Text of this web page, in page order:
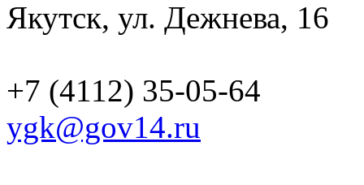
Якутск,
+7 (4112) 35-05-64
ygk@gov14.ru